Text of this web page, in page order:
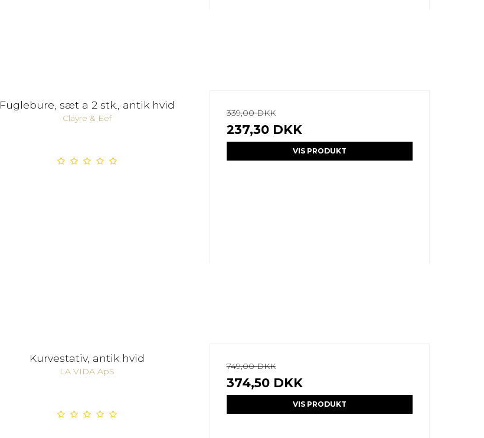
Fuglebure, sæt a 2 stk., antik hvid
Clayre & Eef
339,00 DKK
237,30 DKK
VIS PRODUKT
Kurvestativ, antik hvid
LA VIDA ApS
749,00 DKK
374,50 DKK
VIS PRODUKT